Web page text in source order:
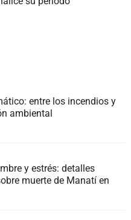
entre los incendios y
ambiental
y estrés: detalles
muerte de Manatí en